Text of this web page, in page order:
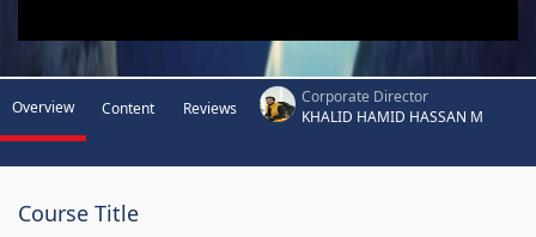
Overview Content Reviews
Corporate Director
KHALID HAMID HASSAN M
Course Title